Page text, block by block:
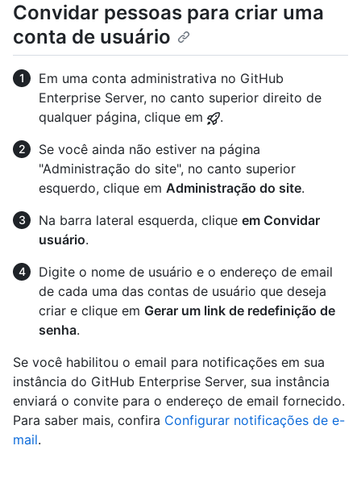
Convidar pessoas para criar uma
conta de usuário
Em uma conta administrativa no GitHub
Enterprise Server, no canto superior direito de
qualquer página, clique em
.
Se você ainda não estiver na página
"Administração do site", no canto superior
esquerdo, clique em Administração do site.
Na barra lateral esquerda, clique em Convidar
usuário.
Digite o nome de usuário e o endereço de email
de cada uma das contas de usuário que deseja
criar e clique em Gerar um link de redefinição de
senha.
Se você habilitou o email para notificações em sua
instância do GitHub Enterprise Server, sua instância
enviará o convite para o endereço de email fornecido.
Para saber mais, confira Configurar notificações de e-
mail.